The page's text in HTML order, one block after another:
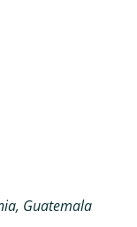
Guatemala